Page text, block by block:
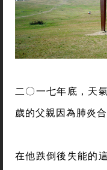
二〇一七年底，天
歲的父親因為肺炎
在他跌倒後失能的